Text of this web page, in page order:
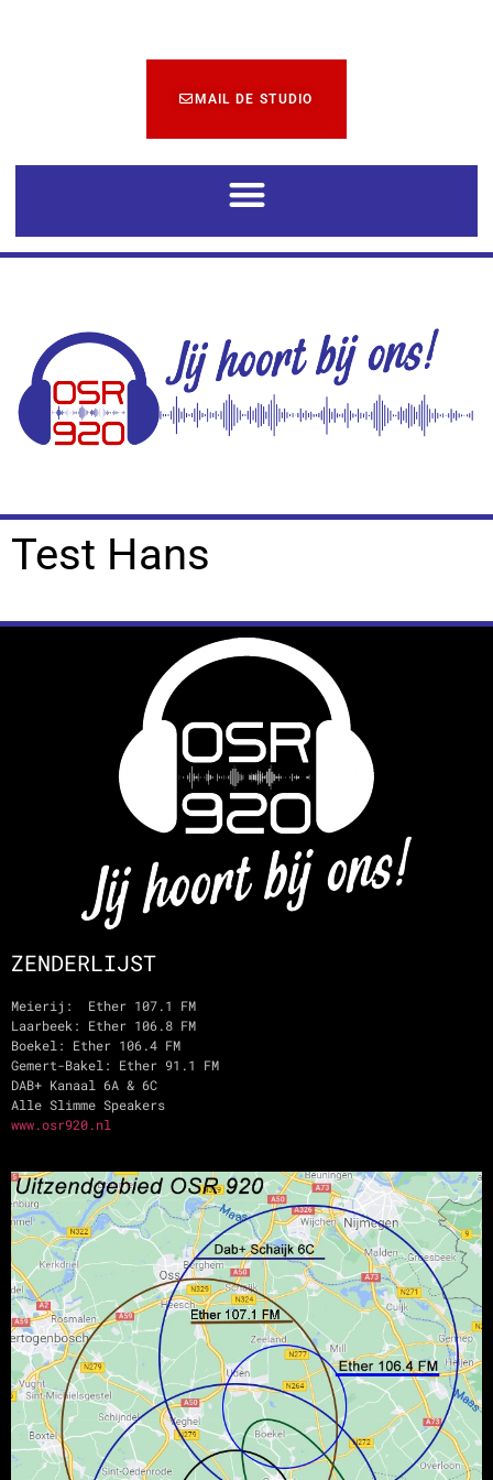
MAIL DE STUDIO
Test Hans
ZENDERLIJST
Meierij: Ether 107.1 FM
Laarbeek: Ether 106.8 FM
Boekel: Ether 106.4 FM
Gemert-Bakel: Ether 91.1 FM
DAB+ Kanaal 6A & 6C
Alle Slimme Speakers
www.osr920.nl